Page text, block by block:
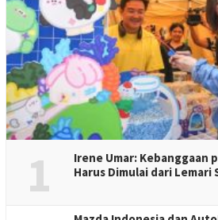
1
Irene Umar: Kebanggaan
Harus Dimulai dari Lemari